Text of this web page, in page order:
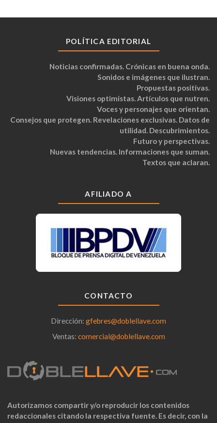
POLÍTICA EDITORIAL
Noticias confirmadas. Crónicas en buena onda.
Sonidos e imágenes que ilustran.
Propuestas positivas.
Visiones optimistas. Artículos que nutren.
Voces y personajes que orientan.
Consejos que protegen. Revelaciones exclusivas. Datos de
utilidad. Descubrimientos.
Futuro y perspectivas.
Nuevas tendencias. Informaciones que suman.
Textos que aclaran.
AFILIADO A
CONTACTO
Dirección: gfebres@doblellave.com
Ventas: comercial@doblellave.com
Autorizamos compartir y/o reproducir los contenidos
redaccionales citando la respectiva fuente. Es decir, con la